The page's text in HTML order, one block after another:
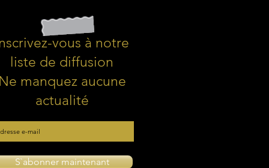
vous à notre
liste de diffusion
Ne manquez aucune
actualité
S`abonner maintenant